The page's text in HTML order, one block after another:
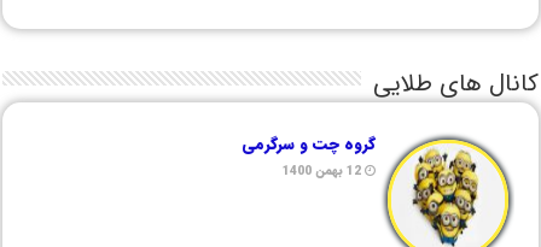
کانال های طلایی
گروه چت و سرگرمی
12 بهمن 1400